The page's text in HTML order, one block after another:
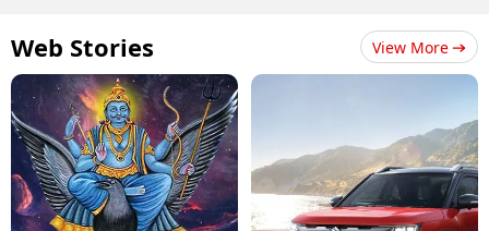
Web Stories View More